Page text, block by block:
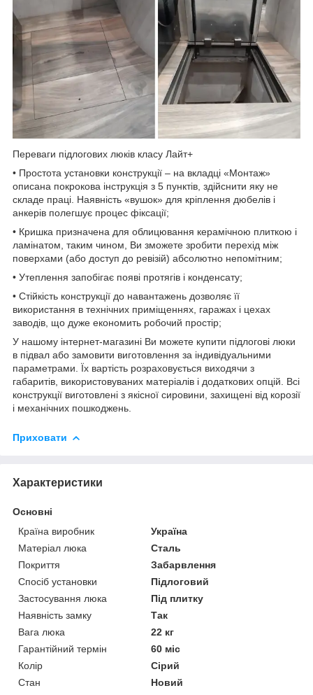
Переваги підлогових люків класу Лайт+
• Простота установки конструкції – на вкладці «Монтаж»
описана покрокова інструкція з 5 пунктів, здійснити яку не
складе праці. Наявність «вушок» для кріплення дюбелів і
анкерів полегшує процес фіксації;
• Кришка призначена для облицювання керамічною плиткою і
ламінатом, таким чином, Ви зможете зробити перехід між
поверхами (або доступ до ревізій) абсолютно непомітним;
• Утеплення запобігає появі протягів і конденсату;
• Стійкість конструкції до навантажень дозволяє її
використання в технічних приміщеннях, гаражах і цехах
заводів, що дуже економить робочий простір;
У нашому інтернет-магазині Ви можете купити підлогові люки
в підвал або замовити виготовлення за індивідуальними
параметрами. Їх вартість розраховується виходячи з
габаритів, використовуваних матеріалів і додаткових опцій. Всі
конструкції виготовлені з якісної сировини, захищені від корозії
і механічних пошкоджень.
Приховати
Характеристики
Основні
Країна виробник
Україна
Матеріал люка
Сталь
Покриття
Забарвлення
Спосіб установки
Підлоговий
Застосування люка
Під плитку
Наявність замку
Так
Вага люка
22 кг
Гарантійний термін
60 міс
Колір
Сірий
Стан
Новий